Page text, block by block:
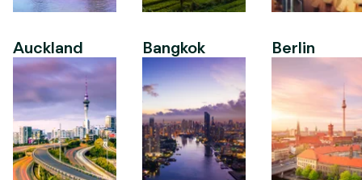
Auckland Bangkok Berlin